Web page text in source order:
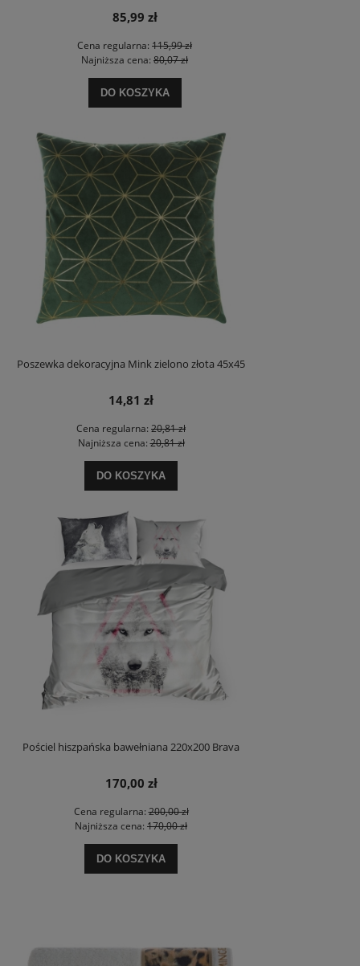
85,99 zł
Cena regularna: 115,99 zł
Najniższa cena: 80,07 zł
DO KOSZYKA
Poszewka dekoracyjna Mink zielono złota 45x45
14,81 zł
Cena regularna: 20,81 zł
Najniższa cena:20,81 zł
DO KOSZYKA
Pościel hiszpańska bawełniana 220x200 Brava
170,00 zł
Cena regularna:200,00 zł
Najniższa cena: 170,00 zł
DO KOSZYKA